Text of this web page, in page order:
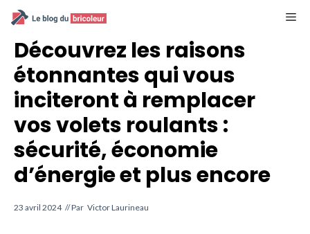
Aller
au
contenu
Découvrez les raisons
étonnantes qui vous
inciteront à remplacer
vos volets roulants :
sécurité, économie
d’énergie et plus encore
23 avril 2024 // Par Victor Laurineau